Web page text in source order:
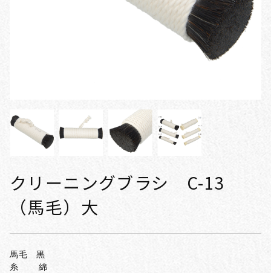
クリーニングブラシ C-13
（馬毛）大
馬毛 黒
糸 綿